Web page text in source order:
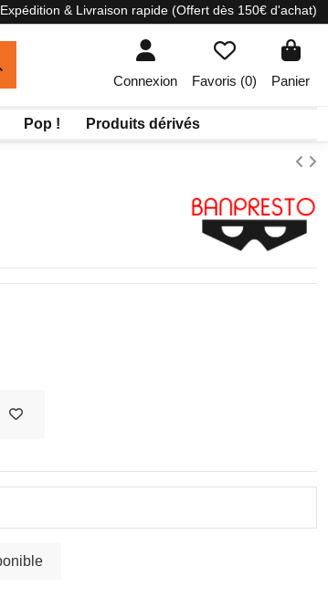
Expédition & Livraison rapide (Offert dès 150€ d'achat)
Connexion Favoris (0) Panier
Pop ! Produits dérivés